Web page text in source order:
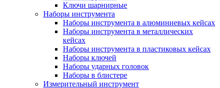
Ключи шарнирные
Наборы инструмента
Наборы инструмента в алюминиевых кейсах
Наборы инструмента в металлических
кейсах
Наборы инструмента в пластиковых кейсах
Наборы ключей
Наборы ударных головок
Наборы в блистере
Измерительный инструмент